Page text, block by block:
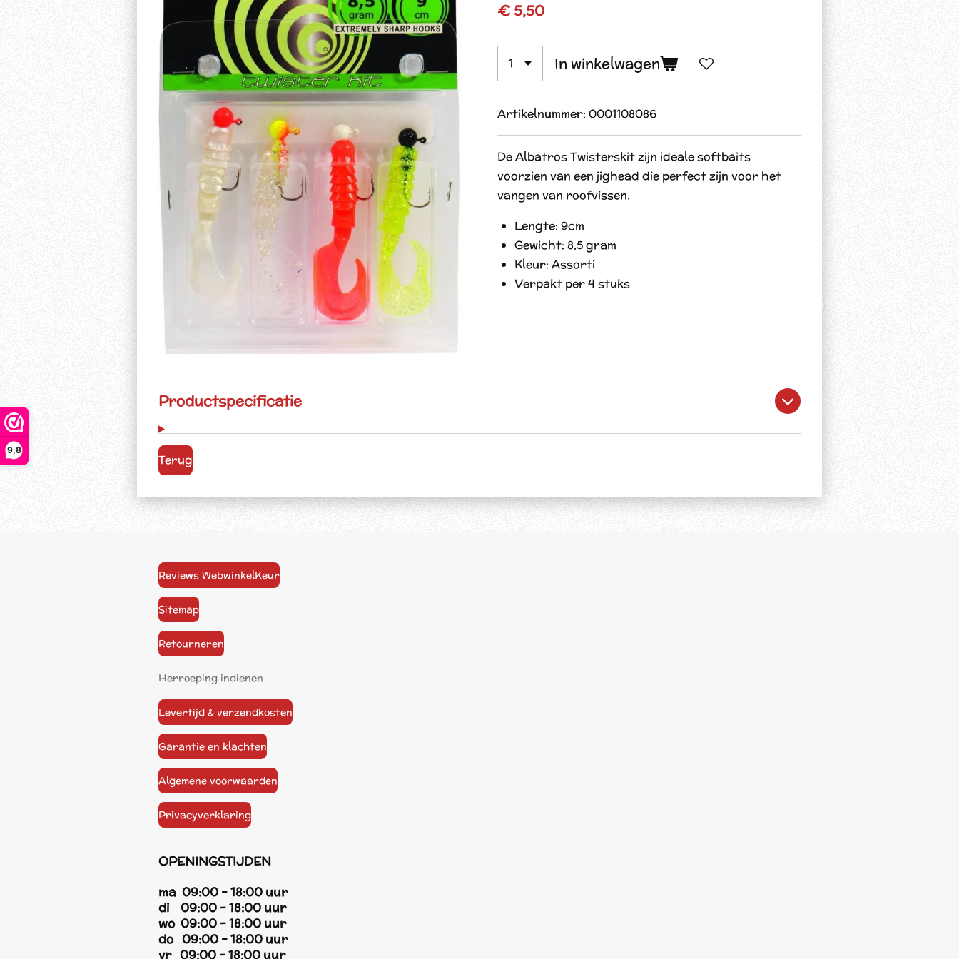
9,8
€ 5,50
In winkelwagen
Artikelnummer: 0001108086
De Albatros Twisterskit zijn ideale softbaits
voorzien van een jighead die perfect zijn voor het
vangen van roofvissen.
Lengte: 9cm
Gewicht: 8,5 gram
Kleur: Assorti
Verpakt per 4 stuks
Productspecificatie
Terug
Reviews WebwinkelKeur
Sitemap
Retourneren
Herroeping indienen
Levertijd & verzendkosten
Garantie en klachten
Algemene voorwaarden
Privacyverklaring
OPENINGSTIJDEN
ma 09:00 - 18:00 uur
di 09:00 - 18:00 uur
wo 09:00 - 18:00 uur
do 09:00 - 18:00 uur
vr 09:00 - 18:00 uur